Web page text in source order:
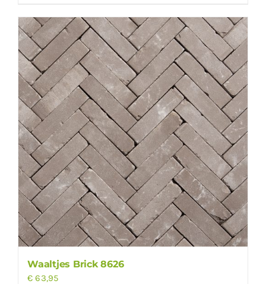
Waaltjes Brick 8626
€ 63,95